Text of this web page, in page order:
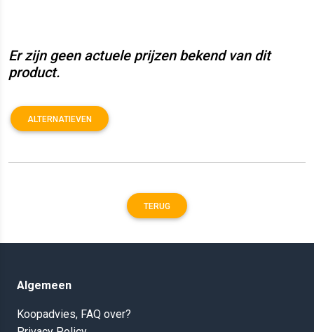
Er zijn geen actuele prijzen bekend van dit
product.
ALTERNATIEVEN
TERUG
Algemeen
Koopadvies, FAQ over?